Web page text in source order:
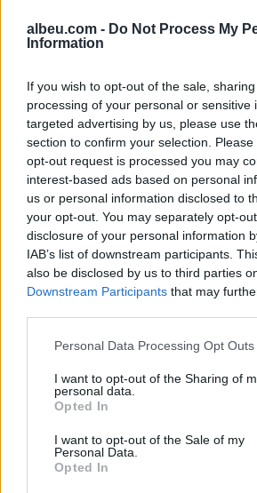
albeu.com - Do Not Process My
Information
If you wish to opt-out of the sale,
processing of your personal or sensitive
targeted advertising by us, please use
section to confirm your selection.
opt-out request is processed you may
interest-based ads based on personal
us or personal information disclosed to
your opt-out. You may separately opt-
disclosure of your personal information
IAB’s list of downstream participants.
also be disclosed by us to third parties
Downstream Participants that may
Personal Data Processing Opt Outs
I want to opt-out of the Sharing of
personal data.
Opted In
I want to opt-out of the Sale of my
Personal Data.
Opted In
Shtuarmë10.04.2025 21:51
Tags:
klodiana lala , veliaj
Përfundon protesta e 69-
të kundër kryeministrit,
thirrje për burgosjen e
Ramës dhe Berishës:
“Nesër do të jemi më
nën